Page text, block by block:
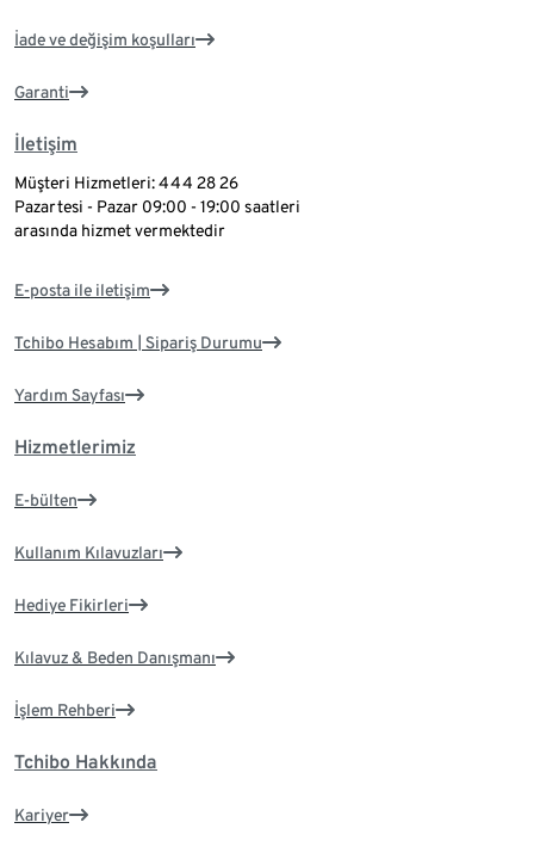
İade ve değişim koşulları
Garanti
İletişim
Müşteri Hizmetleri: 444 28 26
Pazartesi - Pazar 09:00 - 19:00 saatleri
arasında hizmet vermektedir
E-posta ile iletişim
Tchibo Hesabım | Sipariş Durumu
Yardım Sayfası
Hizmetlerimiz
E-bülten
Kullanım Kılavuzları
Hediye Fikirleri
Kılavuz & Beden Danışmanı
İşlem Rehberi
Tchibo Hakkında
Kariyer